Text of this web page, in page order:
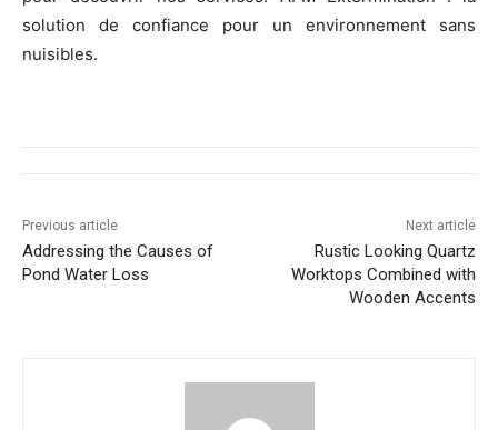
solution de confiance pour un environnement sans
nuisibles.
Previous article
Addressing the Causes of
Pond Water Loss
Next article
Rustic Looking Quartz
Worktops Combined with
Wooden Accents